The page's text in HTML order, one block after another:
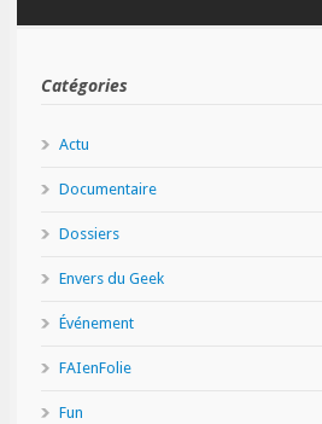
Catégories
Actu
Documentaire
Dossiers
Envers du Geek
Événement
FAIenFolie
Fun